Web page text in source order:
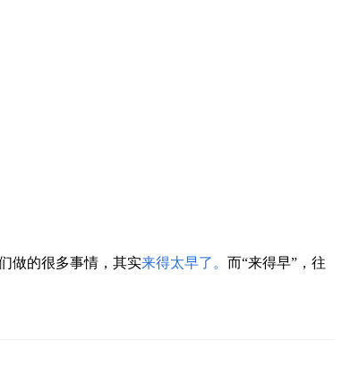
做的很多事情，其实来得太早了 。 而“来得早”，往